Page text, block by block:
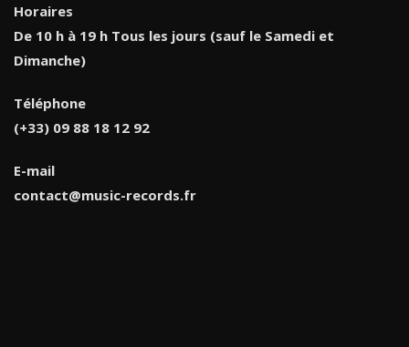
Horaires
De 10 h à 19 h Tous les jours (sauf le Samedi et
Dimanche)
Téléphone
(+33) 09 88 18 12 92
E-mail
contact@music-records.fr